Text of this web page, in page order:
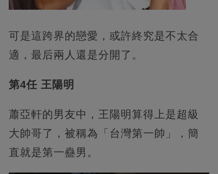
可是這跨界的戀愛，或許終究是不太合
適，最后兩人還是分開了。
第4任 王陽明
蕭亞軒的男友中，王陽明算得上是超級
大帥哥了，被稱為「台灣第一帥」，簡
直就是第一蠱男。